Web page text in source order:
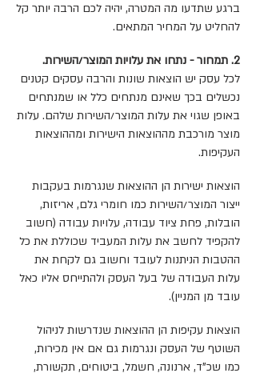
ברגע שתדעו מה המטרה, יהיה לכם הרבה יותר קל
להחליט על המחיר המתאים.
2. תמחור - נתחו את עלויות המוצר/השירות.
לכל עסק יש הוצאות שונות והרבה עסקים קטנים
נכשלים בכך שאינם מנתחים כלל או שמנתחים
באופן שגוי את עלות המוצר/השירות שלהם. עלות
מוצר מורכבת מההוצאות הישירות ומההוצאות
העקיפות.
הוצאות ישירות הן ההוצאות שנגרמות בעקבות
ייצור המוצר/השירות כמו חומרי גלם, אריזות,
הובלות, פחת ציוד עבודה, עלויות עבודה (חשוב
להקפיד לחשב את עלות המעביד שכוללת את כל
ההטבות הניתנות לעובד וחשוב גם לקחת את
עלות העבודה של בעל העסק ולהתייחס אליו כאל
עובד מן המניין).
הוצאות עקיפות הן ההוצאות שנדרשות לניהול
השוטף של העסק ונגרמות גם אם אין מכירות,
כמו שכ"ד, ארנונה, חשמל, ביטוחים, תקשורת,